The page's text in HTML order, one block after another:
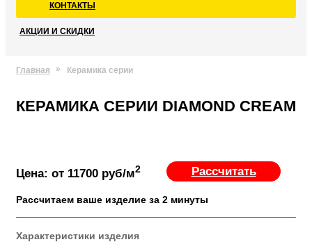
КОНТАКТЫ
АКЦИИ И СКИДКИ
Главная Керамика серии
КЕРАМИКА СЕРИИ DIAMOND CREAM
Цена: от 11700 руб/м2 Рассчитать
Рассчитаем ваше изделие за 2 минуты
Характеристики изделия